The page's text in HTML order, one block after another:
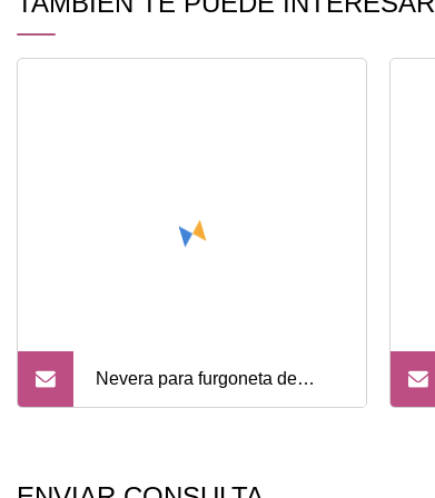
Nevera para furgoneta de